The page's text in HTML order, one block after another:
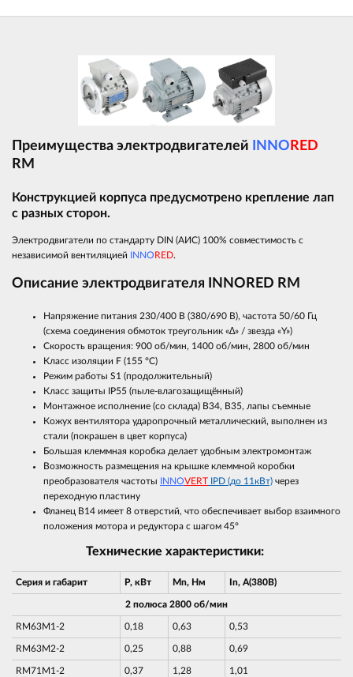
Преимущества электродвигателей INNO RED
RM
Конструкцией корпуса предусмотрено крепление лап
с разных сторон.
Электродвигатели по стандарту DIN (АИС) 100% совместимость с
независимой вентиляцией
INNO RED.
Описание электродвигателя INNORED RM
Напряжение питания 230/400 В (380/690 В), частота 50/60 Гц
(схема соединения обмоток треугольник «∆» / звезда «Y»)
Скорость вращения: 900 об/мин, 1400 об/мин, 2800 об/мин
Класс изоляции F (155 °С)
Режим работы S1 (продолжительный)
Класс защиты IP55 (пыле-влагозащищённый)
Монтажное исполнение (со склада) В34, В35, лапы съемные
Кожух вентилятора ударопрочный металлический, выполнен из
стали (покрашен в цвет корпуса)
Большая клеммная коробка делает удобным электромонтаж
Возможность размещения на крышке клеммной коробки
преобразователя частоты
INNOVERT IPD (до 11кВт) через
переходную пластину
Фланец В14 имеет 8 отверстий, что обеспечивает выбор взаимного
положения мотора и редуктора с шагом 45°
Технические характеристики:
Серия и габарит P, кВт Mn, Нм In, A(380В)
2 полюса 2800 об/мин
RM63M1-2 0,18 0,63 0,53
RM63M2-2 0,25 0,88 0,69
RM71M1-2 0,37 1,28 1,01